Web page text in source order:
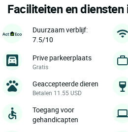
Faciliteiten en diensten
Duurzaam verblijf:
7.5/10
Prive parkeerplaats
Gratis
Geaccepteerde dieren
Betalen 11.55 USD
Toegang voor
gehandicapten